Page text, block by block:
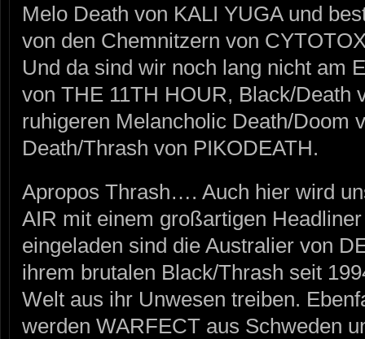
Melo Death von KALI YUGA und
von den Chemnitzern von
Und da sind wir noch lang nicht am
von THE 11TH HOUR, Black/Death
ruhigeren Melancholic Death/Doom
Death/Thrash von PIKODEATH.
Apropos Thrash…. Auch hier wird
AIR mit einem großartigen
eingeladen sind die Australier von
ihrem brutalen Black/Thrash seit
Welt aus ihr Unwesen treiben.
werden WARFECT aus Schweden